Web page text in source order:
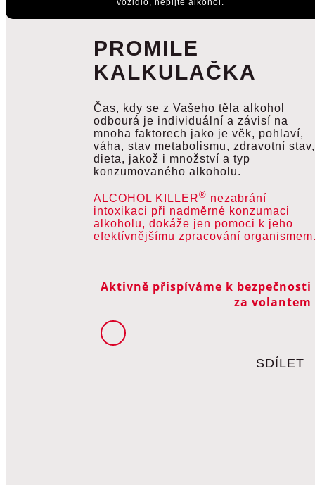
PROMILE
KALKULAČKA
Čas, kdy se z Vašeho těla alkohol
odbourá je individuální a závisí na
mnoha faktorech jako je věk, pohlaví,
váha, stav metabolismu, zdravotní stav,
dieta, jakož i množství a typ
konzumovaného alkoholu.
ALCOHOL KILLER® nezabrání
intoxikaci při nadměrné konzumaci
alkoholu, dokáže jen pomoci k jeho
efektívnějšímu zpracování
Aktivně přispíváme k bezpečnosti
za volantem
SDÍLET
vozidlo, nepijte alkohol.